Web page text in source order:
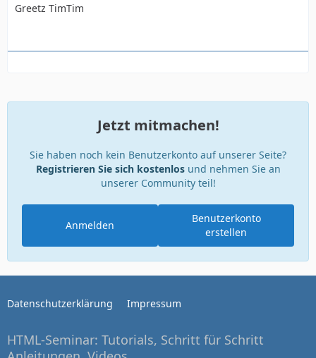
Greetz TimTim
Jetzt mitmachen!
Sie haben noch kein Benutzerkonto auf unserer Seite?
Registrieren Sie sich kostenlosund nehmen Sie an
unserer Community teil!
Benutzerkonto
erstellen
Anmelden
Datenschutzerklärung Impressum
HTML-Seminar: Tutorials, Schritt für Schritt